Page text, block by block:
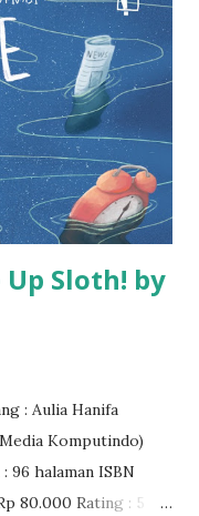
Up Sloth! by
: Aulia Hanifa
Komputindo)
96 halaman ISBN
80.000 Rating : 5